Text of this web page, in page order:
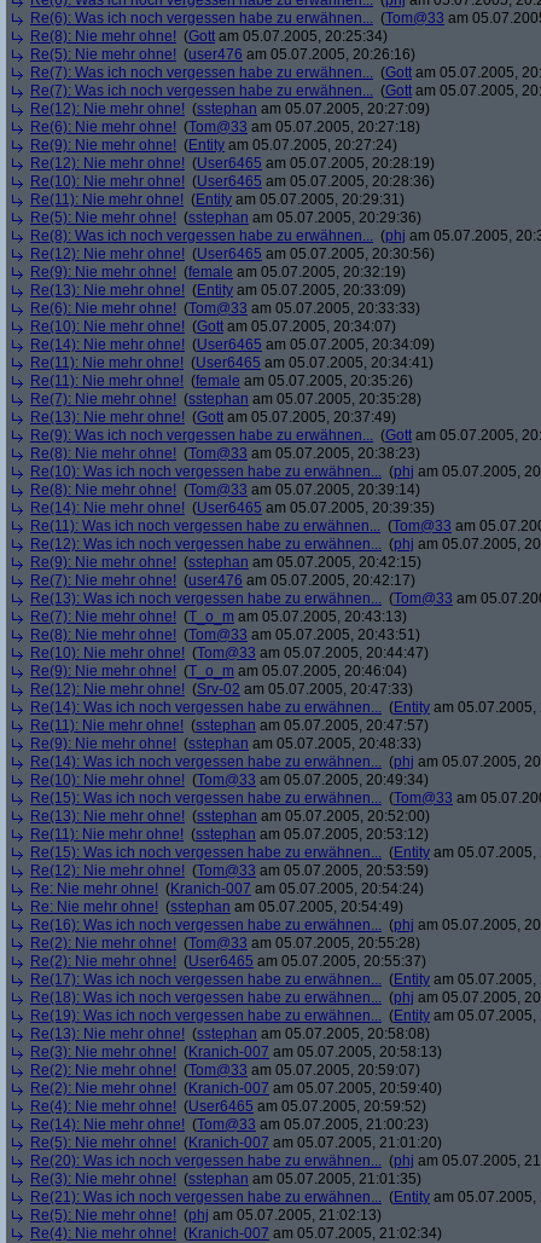
Re(6): Was ich noch vergessen habe zu erwähnen... (Tom@33 am
Re(8): Nie mehr ohne! (Gott am 05.07.2005, 20:25:34)
Re(5): Nie mehr ohne! (user476 am 05.07.2005, 20:26:16)
Re(7): Was ich noch vergessen habe zu erwähnen... (Gott am 05.07.2005,
Re(7): Was ich noch vergessen habe zu erwähnen... (Gott am 05.07.2005,
Re(12): Nie mehr ohne! (sstephan am 05.07.2005, 20:27:09)
Re(6): Nie mehr ohne! (Tom@33 am 05.07.2005, 20:27:18)
Re(9): Nie mehr ohne! (Entity am 05.07.2005, 20:27:24)
Re(12): Nie mehr ohne! (User6465 am 05.07.2005, 20:28:19)
Re(10): Nie mehr ohne! (User6465 am 05.07.2005, 20:28:36)
Re(11): Nie mehr ohne! (Entity am 05.07.2005, 20:29:31)
Re(5): Nie mehr ohne! (sstephan am 05.07.2005, 20:29:36)
Re(8): Was ich noch vergessen habe zu erwähnen... (phj am 05.07.2005,
Re(12): Nie mehr ohne! (User6465 am 05.07.2005, 20:30:56)
Re(9): Nie mehr ohne! (female am 05.07.2005, 20:32:19)
Re(13): Nie mehr ohne! (Entity am 05.07.2005, 20:33:09)
Re(6): Nie mehr ohne! (Tom@33 am 05.07.2005, 20:33:33)
Re(10): Nie mehr ohne! (Gott am 05.07.2005, 20:34:07)
Re(14): Nie mehr ohne! (User6465 am 05.07.2005, 20:34:09)
Re(11): Nie mehr ohne! (User6465 am 05.07.2005, 20:34:41)
Re(11): Nie mehr ohne! (female am 05.07.2005, 20:35:26)
Re(7): Nie mehr ohne! (sstephan am 05.07.2005, 20:35:28)
Re(13): Nie mehr ohne! (Gott am 05.07.2005, 20:37:49)
Re(9): Was ich noch vergessen habe zu erwähnen... (Gott am 05.07.2005,
Re(8): Nie mehr ohne! (Tom@33 am 05.07.2005, 20:38:23)
Re(10): Was ich noch vergessen habe zu erwähnen... (phj am 05.07.2005,
Re(8): Nie mehr ohne! (Tom@33 am 05.07.2005, 20:39:14)
Re(14): Nie mehr ohne! (User6465 am 05.07.2005, 20:39:35)
Re(11): Was ich noch vergessen habe zu erwähnen... (Tom@33 am
Re(12): Was ich noch vergessen habe zu erwähnen... (phj am 05.07.2005,
Re(9): Nie mehr ohne! (sstephan am 05.07.2005, 20:42:15)
Re(7): Nie mehr ohne! (user476 am 05.07.2005, 20:42:17)
Re(13): Was ich noch vergessen habe zu erwähnen... (Tom@33 am
Re(7): Nie mehr ohne! (T_o_m am 05.07.2005, 20:43:13)
Re(8): Nie mehr ohne! (Tom@33 am 05.07.2005, 20:43:51)
Re(10): Nie mehr ohne! (Tom@33 am 05.07.2005, 20:44:47)
Re(9): Nie mehr ohne! (T_o_m am 05.07.2005, 20:46:04)
Re(12): Nie mehr ohne! (Srv-02 am 05.07.2005, 20:47:33)
Re(14): Was ich noch vergessen habe zu erwähnen... (Entity am 05.07.2005,
Re(11): Nie mehr ohne! (sstephan am 05.07.2005, 20:47:57)
Re(9): Nie mehr ohne! (sstephan am 05.07.2005, 20:48:33)
Re(14): Was ich noch vergessen habe zu erwähnen... (phj am 05.07.2005,
Re(10): Nie mehr ohne! (Tom@33 am 05.07.2005, 20:49:34)
Re(15): Was ich noch vergessen habe zu erwähnen... (Tom@33 am
Re(13): Nie mehr ohne! (sstephan am 05.07.2005, 20:52:00)
Re(11): Nie mehr ohne! (sstephan am 05.07.2005, 20:53:12)
Re(15): Was ich noch vergessen habe zu erwähnen... (Entity am 05.07.2005,
Re(12): Nie mehr ohne! (Tom@33 am 05.07.2005, 20:53:59)
Re: Nie mehr ohne! (Kranich-007 am 05.07.2005, 20:54:24)
Re: Nie mehr ohne! (sstephan am 05.07.2005, 20:54:49)
Re(16): Was ich noch vergessen habe zu erwähnen... (phj am 05.07.2005,
Re(2): Nie mehr ohne! (Tom@33 am 05.07.2005, 20:55:28)
Re(2): Nie mehr ohne! (User6465 am 05.07.2005, 20:55:37)
Re(17): Was ich noch vergessen habe zu erwähnen... (Entity am 05.07.2005,
Re(18): Was ich noch vergessen habe zu erwähnen... (phj am 05.07.2005,
Re(19): Was ich noch vergessen habe zu erwähnen... (Entity am 05.07.2005,
Re(13): Nie mehr ohne! (sstephan am 05.07.2005, 20:58:08)
Re(3): Nie mehr ohne! (Kranich-007 am 05.07.2005, 20:58:13)
Re(2): Nie mehr ohne! (Tom@33 am 05.07.2005, 20:59:07)
Re(2): Nie mehr ohne! (Kranich-007 am 05.07.2005, 20:59:40)
Re(4): Nie mehr ohne! (User6465 am 05.07.2005, 20:59:52)
Re(14): Nie mehr ohne! (Tom@33 am 05.07.2005, 21:00:23)
Re(5): Nie mehr ohne! (Kranich-007 am 05.07.2005, 21:01:20)
Re(20): Was ich noch vergessen habe zu erwähnen... (phj am 05.07.2005,
Re(3): Nie mehr ohne! (sstephan am 05.07.2005, 21:01:35)
Re(21): Was ich noch vergessen habe zu erwähnen... (Entity am 05.07.2005,
Re(5): Nie mehr ohne! (phj am 05.07.2005, 21:02:13)
Re(4): Nie mehr ohne! (Kranich-007 am 05.07.2005, 21:02:34)